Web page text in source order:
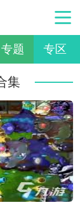
专题 专区
集